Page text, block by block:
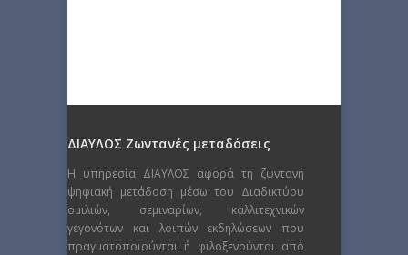
ΔΙΑΥΛΟΣ Ζωντανές μεταδόσεις
Η υπηρεσία ΔΙΑΥΛΟΣ αφορά τη ζωντανή
ψηφιακή μετάδοση μέσω του Διαδικτύου
ομιλιών, σεμιναρίων, καλλιτεχνικών
γεγονότων και λοιπών εκδηλώσεων που
πραγματοποιούνται ή φιλοξενούνται από